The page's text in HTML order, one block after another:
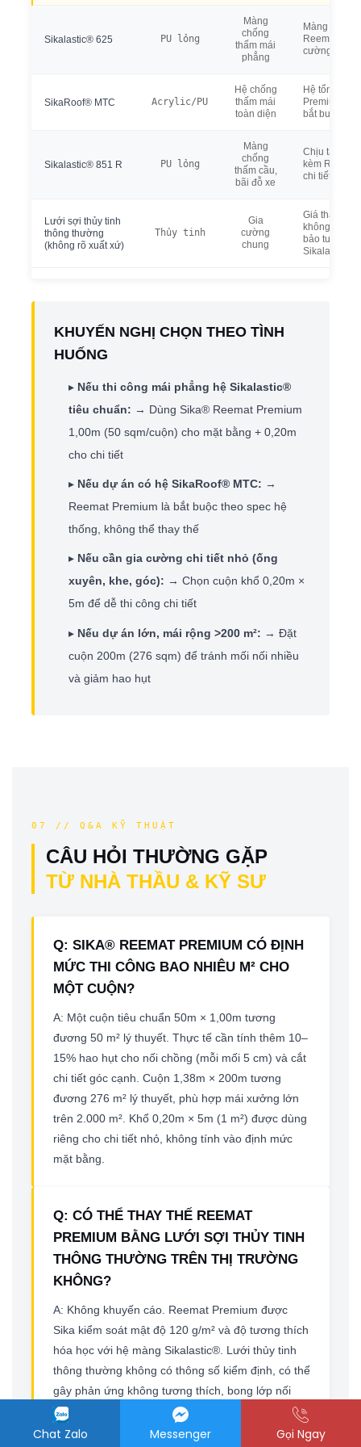
Sikalastic® 625 PU lỏng
Màng
chống
thấm mái
phẳng
Màng chính
Reemat
cường
SikaRoof® MTC Acrylic/PU
Hệ chống
thấm mái
toàn diện
Hệ tổng thể
Premium
bắt buộc
Sikalastic® 851 R PU lỏng
Màng
chống
thấm cầu,
bãi đỗ xe
Chịu tải giao
kèm
chi tiết
Lưới sợi thủy tinh
thông thường
(không rõ xuất xứ)
Thủy tinh
Gia
cường
chung
Giá thấp —
không đồng
bảo tương
Sikalastic®
KHUYẾN NGHỊ CHỌN THEO TÌNH
HUỐNG
▸ Nếu thi công mái phẳng hệ Sikalastic®
tiêu chuẩn: → Dùng Sika® Reemat Premium
1,00m (50 sqm/cuộn) cho mặt bằng + 0,20m
cho chi tiết
▸ Nếu dự án có hệ SikaRoof® MTC: →
Reemat Premium là bắt buộc theo spec hệ
thống, không thể thay thế
▸ Nếu cần gia cường chi tiết nhỏ (ống
xuyên, khe, góc): → Chọn cuộn khổ 0,20m ×
5m để dễ thi công chi tiết
▸ Nếu dự án lớn, mái rộng >200 m²: → Đặt
cuộn 200m (276 sqm) để tránh mối nối nhiều
và giảm hao hụt
07 // Q&A KỸ THUẬT
CÂU HỎI THƯỜNG GẶP
TỪ NHÀ THẦU & KỸ SƯ
Q: SIKA® REEMAT PREMIUM CÓ ĐỊNH
MỨC THI CÔNG BAO NHIÊU M² CHO
MỘT CUỘN?
A: Một cuộn tiêu chuẩn 50m × 1,00m tương
đương 50 m² lý thuyết. Thực tế cần tính thêm 10–
15% hao hụt cho nối chồng (mỗi mối 5 cm) và cắt
chi tiết góc cạnh. Cuộn 1,38m × 200m tương
đương 276 m² lý thuyết, phù hợp mái xưởng lớn
trên 2.000 m². Khổ 0,20m × 5m (1 m²) được dùng
riêng cho chi tiết nhỏ, không tính vào định mức
mặt bằng.
Q: CÓ THỂ THAY THẾ REEMAT
PREMIUM BẰNG LƯỚI SỢI THỦY TINH
THÔNG THƯỜNG TRÊN THỊ TRƯỜNG
KHÔNG?
A: Không khuyến cáo. Reemat Premium được
Sika kiểm soát mật độ 120 g/m² và độ tương thích
hóa học với hệ màng Sikalastic®. Lưới thủy tinh
thông thường không có thông số kiểm định, có thể
gây phản ứng không tương thích, bong lớp nối
hoặc không đạt yêu cầu bảo hành hệ thống. Trên
các hạng mục công trình quan trọng (sân bay, cao
Chat Zalo Messenger Gọi Ngay